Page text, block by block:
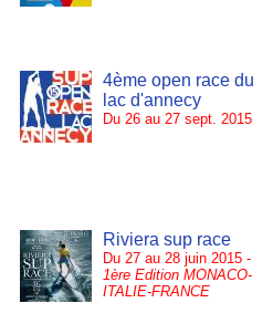
4ème open race du
lac d'annecy
Du 26 au 27 sept. 2015
Riviera sup race
Du 27 au 28 juin 2015 -
1ère Edition MONACO-
ITALIE-FRANCE